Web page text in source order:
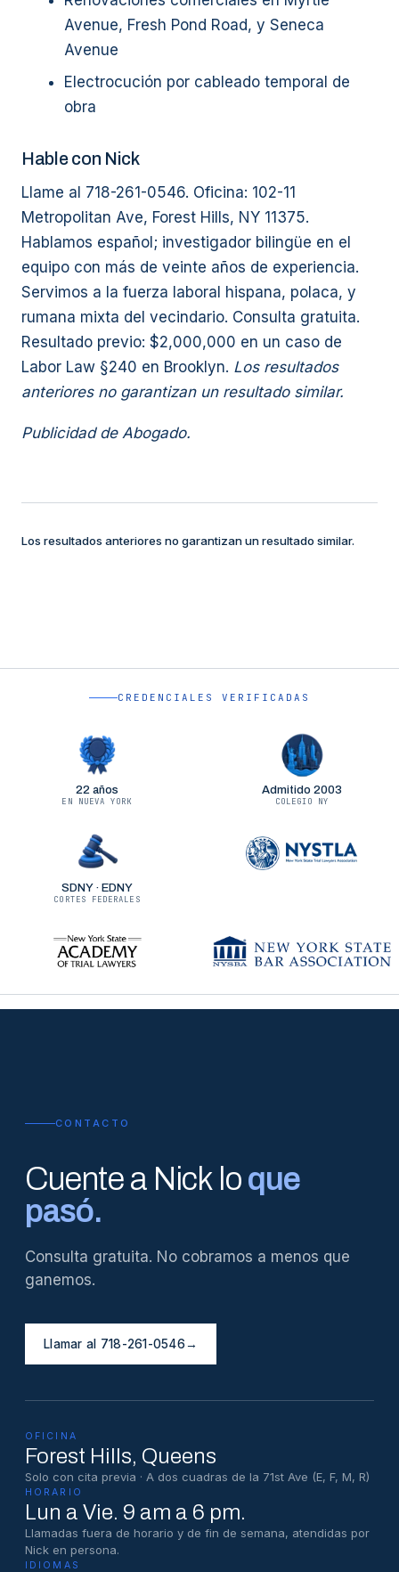
Avenue, Fresh Pond Road, y Seneca
Avenue
Electrocución por cableado temporal de
obra
Hable con Nick
Llame al 718-261-0546. Oficina: 102-11
Metropolitan Ave, Forest Hills, NY 11375.
Hablamos español; investigador bilingüe en el
equipo con más de veinte años de experiencia.
Servimos a la fuerza laboral hispana, polaca, y
rumana mixta del vecindario. Consulta gratuita.
Resultado previo: $2,000,000 en un caso de
Labor Law §240 en Brooklyn. Los resultados
anteriores no garantizan un resultado similar.
Publicidad de Abogado.
Los resultados anteriores no garantizan un resultado similar.
CREDENCIALES VERIFICADAS
22 años
EN NUEVA YORK
Admitido 2003
COLEGIO NY
SDNY · EDNY
CORTES FEDERALES
CONTACTO
Cuente a Nick lo que
pasó.
Consulta gratuita. No cobramos a menos que
ganemos.
Llamar al 718-261-0546→
OFICINA
Forest Hills, Queens
Solo con cita previa · A dos cuadras de la 71st Ave (E, F, M, R)
HORARIO
Lun a Vie. 9 am a 6 pm.
Llamadas fuera de horario y de fin de semana, atendidas por
Nick en persona.
IDIOMAS